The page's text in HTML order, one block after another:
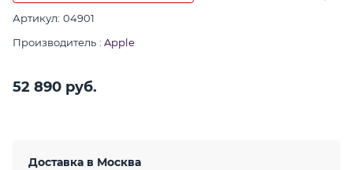
Артикул: 04901
Производитель : Apple
52 890 руб.
Доставка в Москва